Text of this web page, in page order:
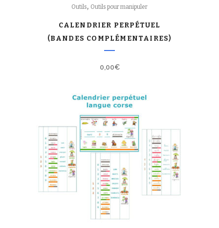
Outils, Outils pour manipuler
CALENDRIER PERPÉTUEL
(BANDES COMPLÉMENTAIRES)
0,00€